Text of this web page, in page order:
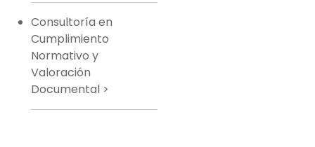
Consultoría en
Cumplimiento
Normativo y
Valoración
Documental >